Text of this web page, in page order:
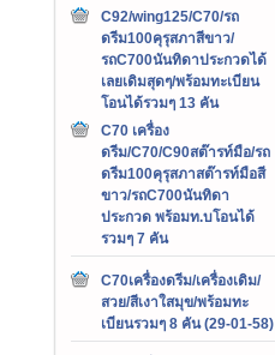
C92/wing125/C70/รถ
ดรีม100คุรุสภาสีขาว/
รถC700นันทิดาประกวดได้
เลยเดิมสุดๆ/พร้อมทะเบียน
โอนได้รวมๆ 13 คัน
C70 เครื่อง
ดรีม/C70/C90สต๊ารท์มือ/รถ
ดรีม100คุรุสภาสต๊ารท์มือสี
ขาว/รถC700นันทิดา
ประกวด พร้อมท.บโอนได้
รวมๆ 7 คัน
C70เครื่องดรีม/เครื่องเดิม/
สวย/สีเงาใสมุข/พร้อมทะ
เบียนรวมๆ 8 คัน (29-01-58)